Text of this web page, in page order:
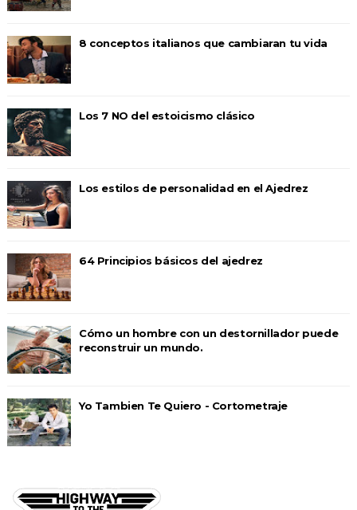
8 conceptos italianos que cambiaran tu vida
Los 7 NO del estoicismo clásico
Los estilos de personalidad en el Ajedrez
64 Principios básicos del ajedrez
Cómo un hombre con un destornillador puede
reconstruir un mundo.
Yo Tambien Te Quiero - Cortometraje